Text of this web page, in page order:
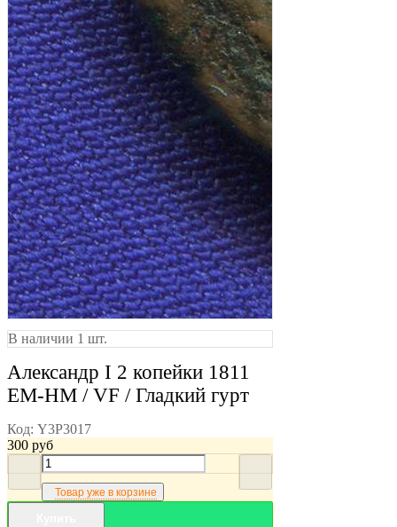
В наличии 1 шт.
Александр I 2 копейки 1811
ЕМ-НМ / VF / Гладкий гурт
Код: Y3P3017
300 руб
Товар уже в корзине